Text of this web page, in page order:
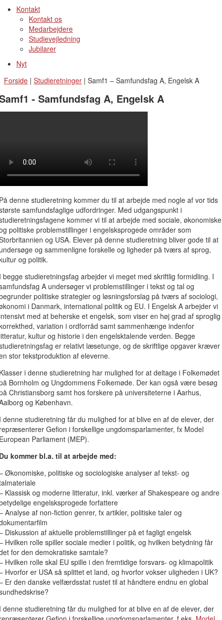
Kontakt
Kontakt os
Medarbejdere
Studievejledning
Jubilarer
Nyt
Forside | Studieretninger | Samf1 – Samfundsfag A, Engelsk A
- Samfundsfag A, Engelsk A
denne studieretning kommer du til at arbejde med nogle af vor tids
samfundsfaglige udfordringer. Med udgangspunkt i
kommer vi til at arbejde med sociale, økonomiske
politiske problemstillinger i engelsksprogede områder som
og USA. Elever på denne studieretning bliver gode til at
og sammenligne forskelle og ligheder på tværs af sprog,
og politik.
begge studieretningsfag arbejder vi meget med skriftlig formidling. I
A undersøger vi problemstillinger i tekst og tal og
politiske strategier og løsningsforslag på tværs af sociologi,
i Danmark, international politik og EU. I Engelsk A arbejder vi
med at beherske et engelsk, som viser en høj grad af sproglig
variation i ordforråd samt sammenhænge indenfor
kultur og historie i den engelsktalende verden. Begge
er relativt læsetunge, og de skriftlige opgaver kræver
stor tekstproduktion af eleverne.
i denne studieretning har mulighed for at deltage i Folkemødet
Bornholm og Ungdommens Folkemøde. Der kan også være besøg
Christiansborg samt hos forskere på universiteterne i Aarhus,
og København.
denne studieretning får du mulighed for at blive en af de elever, der
Gefion i forskellige ungdomsparlamenter, fx Model
Parliament (MEP).
kommer bl.a. til at arbejde med:
Økonomiske, politiske og sociologiske analyser af tekst- og
Klassisk og moderne litteratur, inkl. værker af Shakespeare og andre
engelsksprogede forfattere
Analyse af non-fiction genrer, fx artikler, politiske taler og
Diskussion af aktuelle problemstillinger på et fagligt engelsk
Hvilken rolle spiller sociale medier i politik, og hvilken betydning får
for den demokratiske samtale?
Hvilken rolle skal EU spille i den fremtidige forsvars- og klimapolitik
Hvorfor er USA så splittet et land, og hvorfor vokser uligheden i UK?
Er den danske velfærdsstat rustet til at håndtere endnu en global
denne studieretning får du mulighed for at blive en af de elever, der